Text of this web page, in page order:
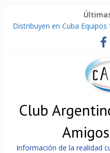
Distribuyen en Cuba
La ONU condena medidas
Cuba alerta sobre doctrina
Nuevas sanciones de EEUU
cooperación militar con
Brutal represión contra los
venda la patria
Club
Información de la realidad